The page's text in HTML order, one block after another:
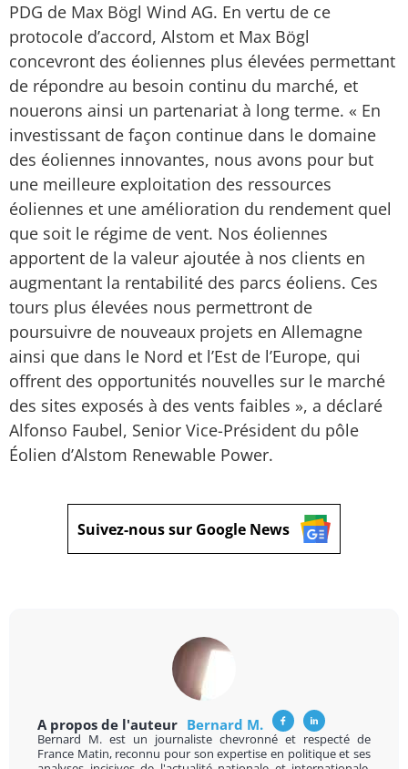
PDG de Max Bögl Wind AG. En vertu de ce
protocole d’accord, Alstom et Max Bögl
concevront des éoliennes plus élevées permettant
de répondre au besoin continu du marché, et
nouerons ainsi un partenariat à long terme. « En
investissant de façon continue dans le domaine
des éoliennes innovantes, nous avons pour but
une meilleure exploitation des ressources
éoliennes et une amélioration du rendement quel
que soit le régime de vent. Nos éoliennes
apportent de la valeur ajoutée à nos clients en
augmentant la rentabilité des parcs éoliens. Ces
tours plus élevées nous permettront de
poursuivre de nouveaux projets en Allemagne
ainsi que dans le Nord et l’Est de l’Europe, qui
offrent des opportunités nouvelles sur le marché
des sites exposés à des vents faibles », a déclaré
Alfonso Faubel, Senior Vice-Président du pôle
Éolien d’Alstom Renewable Power.
Suivez-nous sur Google News
A propos de l'auteur Bernard M.
Bernard M. est un journaliste chevronné et respecté de
France Matin, reconnu pour son expertise en politique et ses